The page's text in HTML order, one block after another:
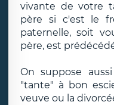
vivante de votre
père si c'est le
paternelle, soit
père, est
On suppose
"tante" à bon
veuve ou la